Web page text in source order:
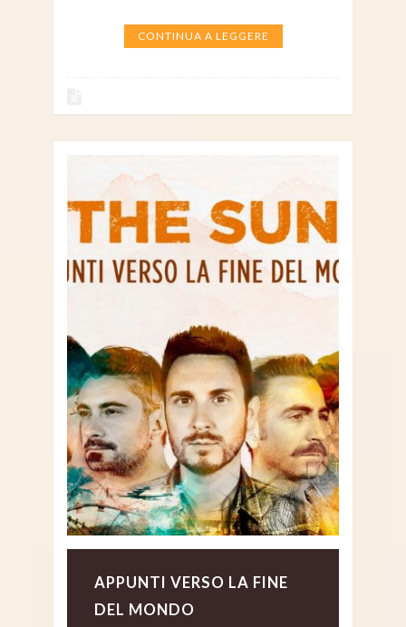
CONTINUA A LEGGERE
APPUNTI VERSO LA FINE
DEL MONDO